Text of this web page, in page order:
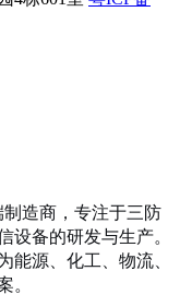
造商，专注于三防
备的研发与生产。
源、化工、物流、
。